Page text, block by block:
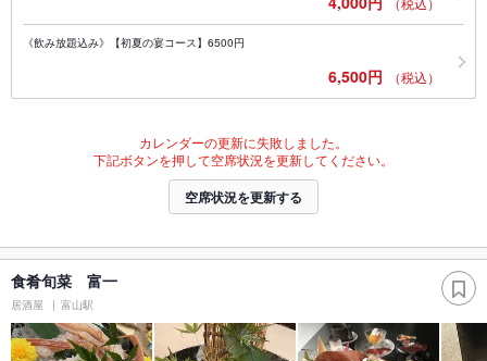
《飲み放題込み》【初夏の宴コース】6500円
6,500円 （税込）
カレンダーの更新に失敗しました。
下記ボタンを押して空席状況を更新してください。
空席状況を更新する
食肴旬菜 富一
居酒屋 富山駅